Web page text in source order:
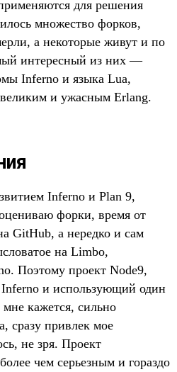
для решения
множество форков,
а некоторые живут и по
интересный из них —
Inferno и языка Lua,
великим и ужасным Erlang.
Inferno и Plan 9,
форки, время от
GitHub, а нередко и сам
на Limbo,
Поэтому проект Node9,
и использующий один
кажется, сильно
сразу привлек мое
не зря. Проект
чем серьезным и гораздо